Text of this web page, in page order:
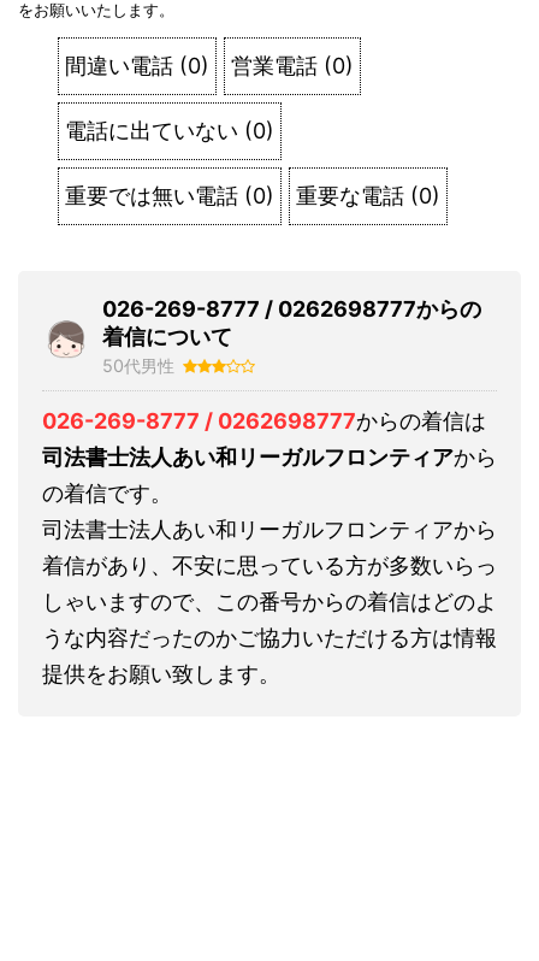
をお願いいたします。
間違い電話 (0) 営業電話 (0)
電話に出ていない (0)
重要では無い電話 (0) 重要な電話 (0)
026-269-8777 / 0262698777からの
着信について
50代男性
026-269-8777 / 0262698777からの着信は
司法書士法人あい和リーガルフロンティアから
の着信です。
司法書士法人あい和リーガルフロンティアから
着信があり、不安に思っている方が多数いらっ
しゃいますので、この番号からの着信はどのよ
うな内容だったのかご協力いただける方は情報
提供をお願い致します。